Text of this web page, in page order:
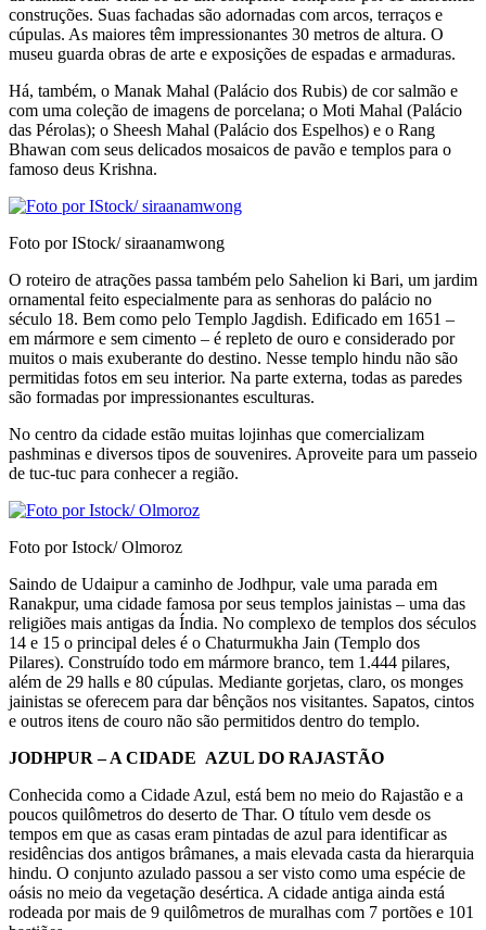
construções. Suas fachadas são adornadas com ar­cos, terraços e
cúpulas. As maiores têm impressio­nantes 30 metros de altura. O
museu guarda obras de arte e exposições de espadas e armaduras.
Há, também, o Manak Mahal (Palácio dos Ru­bis) de cor salmão e
com uma coleção de imagens de porcelana; o Moti Mahal (Palácio
das Pérolas); o Sheesh Mahal (Palácio dos Espelhos) e o Rang
Bhawan com seus delicados mosaicos de pavão e templos para o
famoso deus Krishna.
Foto por IStock/ siraanamwong
O roteiro de atrações passa também pelo Sahelion ki Bari, um jardim
ornamental feito especialmente para as senhoras do palácio no
século 18. Bem como pelo Templo Jagdish. Edificado em 1651 –
em mármore e sem cimento – é repleto de ouro e con­siderado por
muitos o mais exuberante do destino. Nesse templo hindu não são
permitidas fotos em seu interior. Na parte externa, todas as paredes
são formadas por impressionantes esculturas.
No centro da cidade estão muitas lojinhas que comercializam
pashminas e diversos tipos de sou­venires. Aproveite para um passeio
de tuc-tuc para conhecer a região.
Foto por Istock/ Olmoroz
Saindo de Udaipur a caminho de Jodhpur, vale uma parada em
Ranakpur, uma cidade famosa por seus templos jainistas – uma das
religiões mais an­tigas da Índia. No complexo de templos dos sécu­los
14 e 15 o principal deles é o Chaturmukha Jain (Templo dos
Pilares). Construído todo em mármo­re branco, tem 1.444 pilares,
além de 29 halls e 80 cúpulas. Mediante gorjetas, claro, os monges
jai­nistas se oferecem para dar bênçãos nos visitantes. Sapatos, cintos
e outros itens de couro não são permitidos dentro do templo.
JODHPUR – A CIDADE AZUL DO RAJASTÃO
Conhecida como a Cidade Azul, está bem no meio do Rajastão e a
poucos quilômetros do de­serto de Thar. O título vem desde os
tempos em que as casas eram pintadas de azul para identificar as
residências dos antigos brâmanes, a mais ele­vada casta da hierarquia
hindu. O conjunto azula­do passou a ser visto como uma espécie de
oásis no meio da vegetação desértica. A cidade antiga ainda está
rodeada por mais de 9 quilômetros de muralhas com 7 portões e 101